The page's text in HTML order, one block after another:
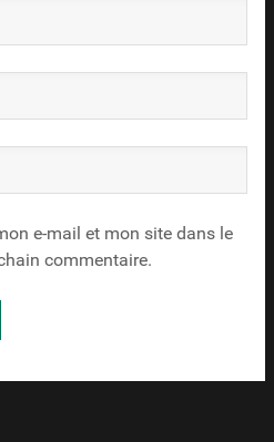
e-mail et mon site dans le
commentaire.